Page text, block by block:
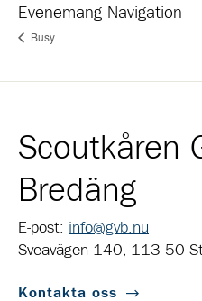
Evenemang Navigation
Busy
Scoutkåren
Bredäng
E-post: info@gvb.nu
Sveavägen 140, 113 50
Kontakta oss